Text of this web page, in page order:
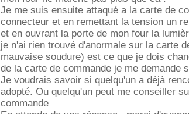
Je me suis ensuite attaqué a la carte de
connecteur et en remettant la tension un
et en ouvrant la porte de mon four la
je n'ai rien trouvé d'anormale sur la carte
mauvaise soudure) est ce que je dois
de la carte de commande je me demande
Je voudrais savoir si quelqu'un a déjà
adopté. Ou quelqu'un peut me conseiller
commande